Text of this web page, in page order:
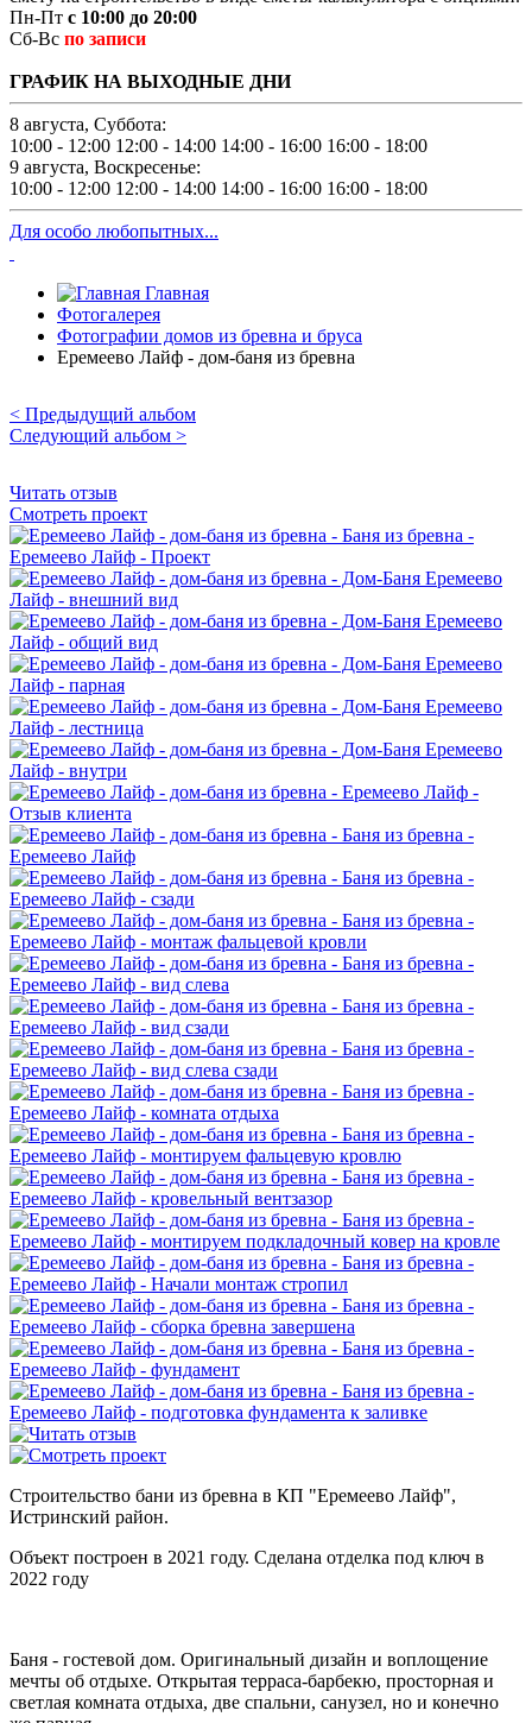
Пн-Пт с 10:00 до 20:00
Сб-Вс по записи
ГРАФИК НА ВЫХОДНЫЕ ДНИ
8 августа, Суббота:
10:00 - 12:00 12:00 - 14:00 14:00 - 16:00 16:00 - 18:00
9 августа, Воскресенье:
10:00 - 12:00 12:00 - 14:00 14:00 - 16:00 16:00 - 18:00
Для особо любопытных...
Главная
Фотогалерея
Фотографии домов из бревна и бруса
Еремеево Лайф - дом-баня из бревна
< Предыдущий альбом
Следующий альбом >
Читать отзыв
Смотреть проект
Строительство бани из бревна в КП "Еремеево Лайф",
Истринский район.
Объект построен в 2021 году. Сделана отделка под ключ в
2022 году
Баня - гостевой дом. Оригинальный дизайн и воплощение
мечты об отдыхе. Открытая терраса-барбекю, просторная и
светлая комната отдыха, две спальни, санузел, но и конечно